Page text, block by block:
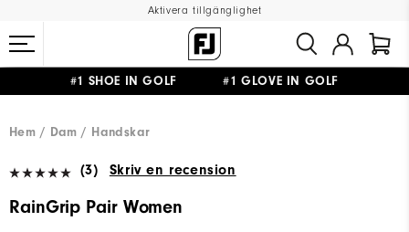
Aktivera tillgänglighet
#1 SHOE IN GOLF #1 GLOVE IN GOLF
Hem
Dam Handskar
(3) Skriv en recension
RainGrip Pair Women